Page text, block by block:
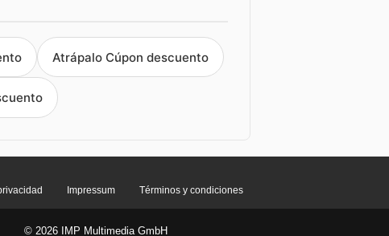
Atrápalo Cúpon descuento
Impressum Términos y condiciones
© 2026 IMP Multimedia GmbH